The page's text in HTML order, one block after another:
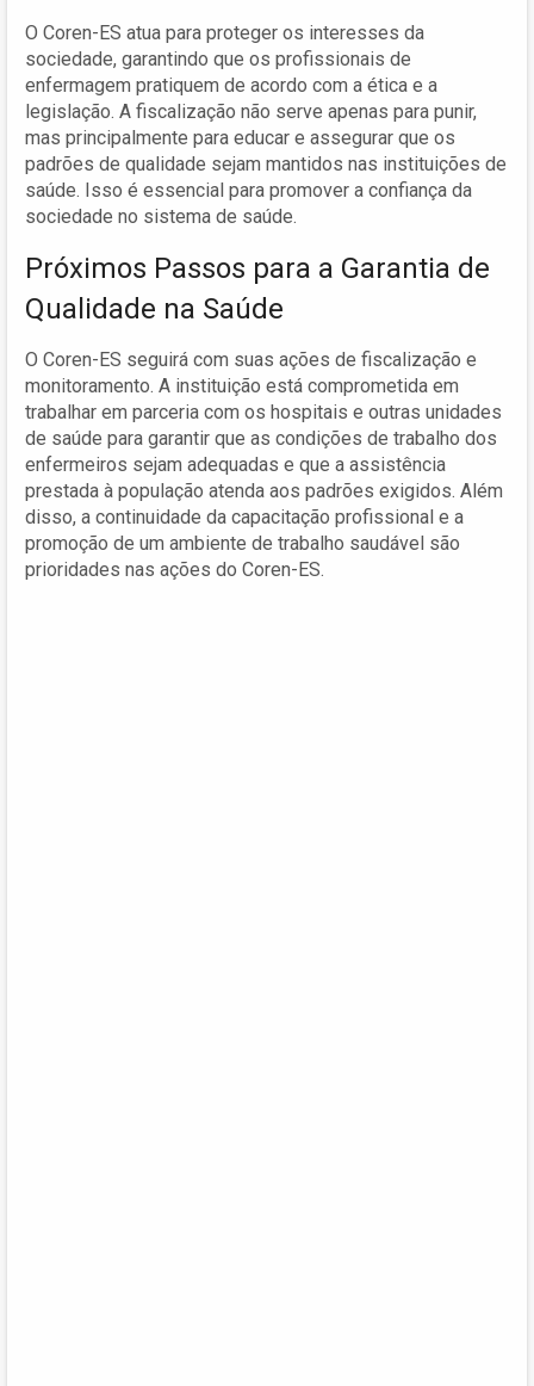
O Coren-ES atua para proteger os interesses da
sociedade, garantindo que os profissionais de
enfermagem pratiquem de acordo com a ética e a
legislação. A fiscalização não serve apenas para punir,
mas principalmente para educar e assegurar que os
padrões de qualidade sejam mantidos nas instituições de
saúde. Isso é essencial para promover a confiança da
sociedade no sistema de saúde.
Próximos Passos para a Garantia de
Qualidade na Saúde
O Coren-ES seguirá com suas ações de fiscalização e
monitoramento. A instituição está comprometida em
trabalhar em parceria com os hospitais e outras unidades
de saúde para garantir que as condições de trabalho dos
enfermeiros sejam adequadas e que a assistência
prestada à população atenda aos padrões exigidos. Além
disso, a continuidade da capacitação profissional e a
promoção de um ambiente de trabalho saudável são
prioridades nas ações do Coren-ES.